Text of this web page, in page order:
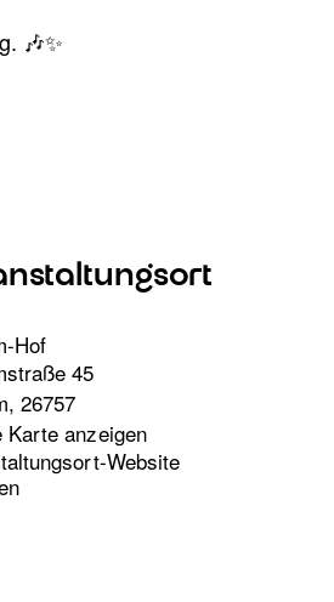
🎶✨
Hof
45
, 26757
Karte anzeigen
Website